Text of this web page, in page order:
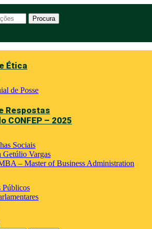
Procura
Ética
de Posse
Respostas
CONFEP – 2025
Sociais
Getúlio Vargas
– Master of Business Administration
Públicos